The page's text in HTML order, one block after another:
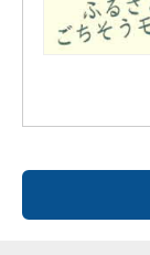
阿倍四郎五郎書